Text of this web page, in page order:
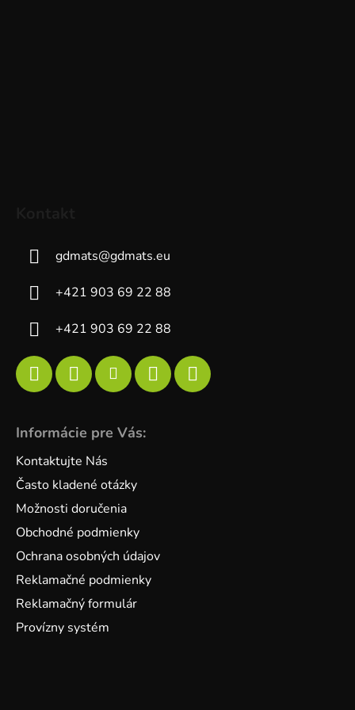
gdmats@gdmats.eu
+421 903 69 22 88
+421 903 69 22 88
Informácie pre Vás:
Kontaktujte Nás
Často kladené otázky
Možnosti doručenia
Obchodné podmienky
Ochrana osobných údajov
Reklamačné podmienky
Reklamačný formulár
Provízny systém